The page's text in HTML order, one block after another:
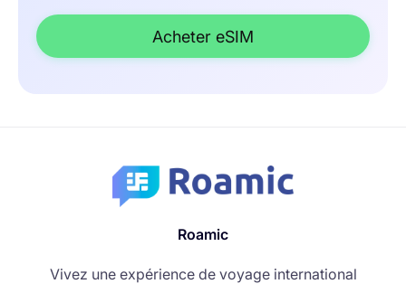
Acheter eSIM
Roamic
Vivez une expérience de voyage international